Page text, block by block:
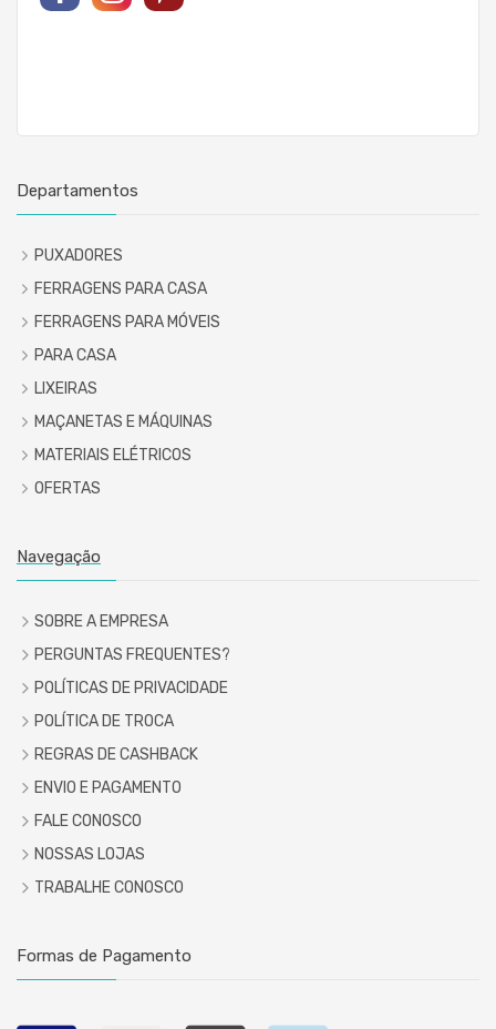
Departamentos
PUXADORES
FERRAGENS PARA CASA
FERRAGENS PARA MÓVEIS
PARA CASA
LIXEIRAS
MAÇANETAS E MÁQUINAS
MATERIAIS ELÉTRICOS
OFERTAS
Navegação
SOBRE A EMPRESA
PERGUNTAS FREQUENTES?
POLÍTICAS DE PRIVACIDADE
POLÍTICA DE TROCA
REGRAS DE CASHBACK
ENVIO E PAGAMENTO
FALE CONOSCO
NOSSAS LOJAS
TRABALHE CONOSCO
Formas de Pagamento